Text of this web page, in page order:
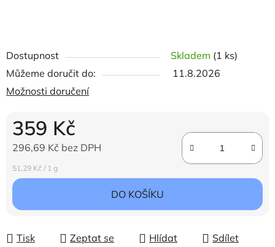
Dostupnost Skladem (1 ks)
Můžeme doručit do:
11.8.2026
Možnosti doručení
359 Kč
296,69 Kč bez DPH
Měrná cena:
51,29 Kč / 1 g
DO KOŠÍKU
Tisk Zeptat se Hlídat Sdílet